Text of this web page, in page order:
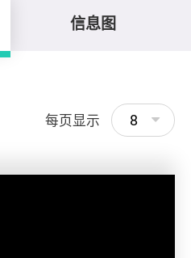
信息图
每页显示 8